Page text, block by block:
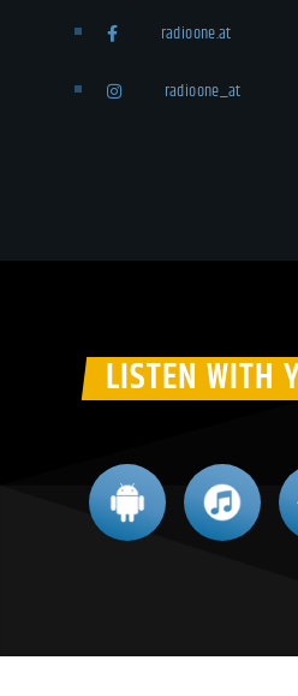
radioone.at
radioone_at
LISTEN WITH